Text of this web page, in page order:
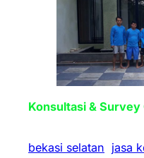
Konsultasi & Survey
bekasi selatan jasa